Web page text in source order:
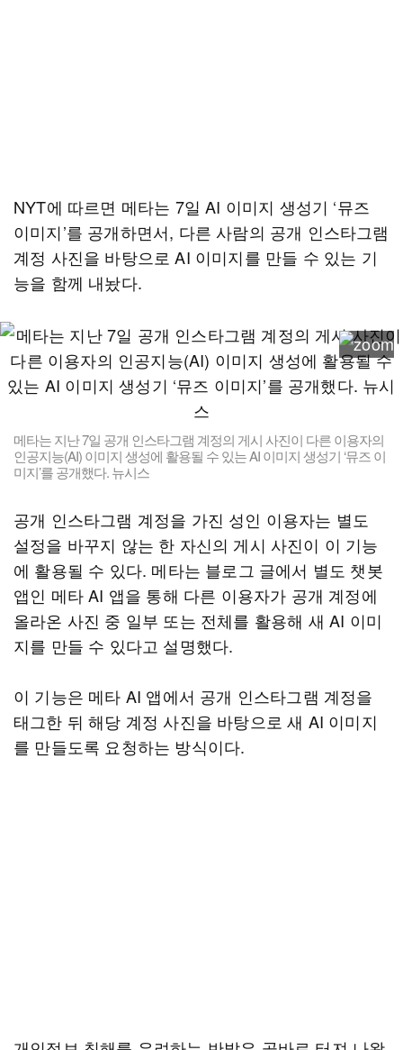
NYT에 따르면 메타는 7일 AI 이미지 생성기 ‘뮤즈
이미지’를 공개하면서, 다른 사람의 공개 인스타그램
계정 사진을 바탕으로 AI 이미지를 만들 수 있는 기
능을 함께 내놨다.
메타는 지난 7일 공개 인스타그램 계정의 게시 사진이 다른 이용자의
인공지능(AI) 이미지 생성에 활용될 수 있는 AI 이미지 생성기 ‘뮤즈 이
미지’를 공개했다. 뉴시스
공개 인스타그램 계정을 가진 성인 이용자는 별도
설정을 바꾸지 않는 한 자신의 게시 사진이 이 기능
에 활용될 수 있다. 메타는 블로그 글에서 별도 챗봇
앱인 메타 AI 앱을 통해 다른 이용자가 공개 계정에
올라온 사진 중 일부 또는 전체를 활용해 새 AI 이미
지를 만들 수 있다고 설명했다.
이 기능은 메타 AI 앱에서 공개 인스타그램 계정을
태그한 뒤 해당 계정 사진을 바탕으로 새 AI 이미지
를 만들도록 요청하는 방식이다.